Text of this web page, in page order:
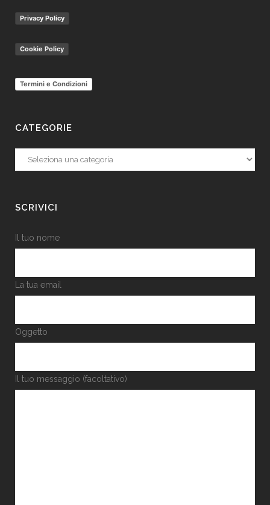
Privacy Policy
Cookie Policy
Termini e Condizioni
CATEGORIE
Categorie
SCRIVICI
Il tuo nome
La tua email
Oggetto
Il tuo messaggio (facoltativo)